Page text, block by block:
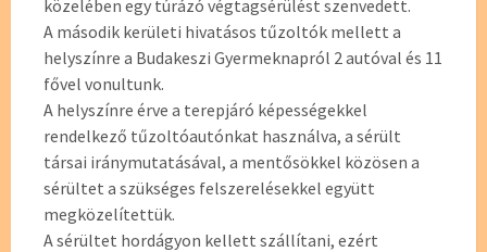
közelében egy túrázó végtagsérülést szenvedett.
A második kerületi hivatásos tűzoltók mellett a
helyszínre a Budakeszi Gyermeknapról 2 autóval és 11
fővel vonultunk.
A helyszínre érve a terepjáró képességekkel
rendelkező tűzoltóautónkat használva, a sérült
társai iránymutatásával, a mentősökkel közösen a
sérültet a szükséges felszerelésekkel együtt
megközelítettük.
A sérültet hordágyon kellett szállítani, ezért